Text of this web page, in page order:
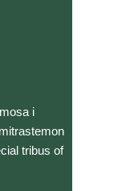
i
tribus of